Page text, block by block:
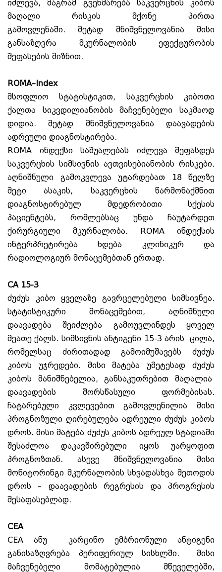
იძლევა, მაგრამ გვეხმარება საკვერცხის კიბოს
მაღალი რისკის მქონე პირთა
გამოვლენაში. მეტად მნიშვნელოვანია მისი
განსაზღვრა მკურნალობის ეფექტურობის
შეფასების მიზნით.
ROMA–Index
მსოფლიო სტატისტიკით, საკვერცხის კიბოთი
ქალთა სიკვდილიანობის მაჩვენებელი საკმაოდ
დიდია. მეტად მნიშვნელოვანია დაავადების
ადრეული დიაგნოსტირება.
ROMA ინდექსი საშუალებას იძლევა შეფასდეს
საკვერცხის სიმსივნის ავთვისებიანობის რისკები.
აღნიშნული გამოკვლევა უტარდებათ 18 წელზე
მეტი ასაკის, საკვერცხის წარმონაქმნით
დიაგნოსტირებულ მდედრობითი სქესის
პაციენტებს, რომლებსაც უნდა ჩაუტარდეთ
ქირურგიული მკურნალობა. ROMA ინდექსის
ინტერპრეტირება ხდება კლინიკურ და
რადიოლოგიურ მონაცემებთან ერთად.
CA 15-3
ძუძუს კიბო ყველაზე გავრცელებული სიმსივნეა.
სტატისტიკური მონაცემებით, აღნიშნული
დაავადება შეიძლება გამოუვლინდეს ყოველ
მეათე ქალს. სიმსივნის ანტიგენი 15-3 არის ცილა,
რომელსაც ძირითადად გამოიმუშავებს ძუძუს
კიბოს უჯრედები. მისი მატება უმეტესად ძუძუს
კიბოს მანიშნებელია, განსაკუთრებით მაღალია
დაავადების შორსწასული ფორმებისას.
ჩატარებული კვლევებით გამოვლენილია მისი
პროგნოზული ღირებულება ადრეული ძუძუს კიბოს
დროს. მისი მატება ძუძუს კიბოს ადრეულ სტადიაში
შესაძლოა დაკავშირებული იყოს უარყოფით
პროგნოზთან. ასევე მნიშვნელოვანია მისი
მონიტორინგი მკურნალობის სხვადასხვა მეთოდის
დროს – დაავადების რეგრესის და პროგრესის
შესაფასებლად.
CEA
CEA ანუ კარცინო ემბრიონული ანტიგენი
განისაზღვრება პერიფერიულ სისხლში. მისი
მაჩვენებელი მომატებულია მწეველებში,